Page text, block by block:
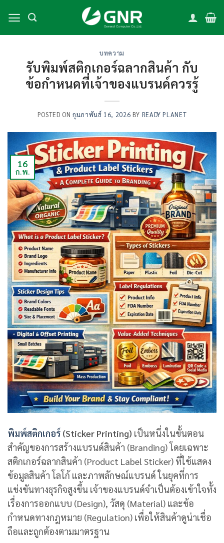
content
บทความ
รับพิมพ์สติกเกอร์ฉลากสินค้า กับ
ข้อกำหนดที่เจ้าของแบรนด์ควรรู้
POSTED ONกุมภาพันธ์ 16, 2026 BY READY PLANET
16
ก.พ.
พิมพ์สติกเกอร์ (Sticker Printing) เป็นหนึ่งในขั้นตอน
สำคัญของการสร้างแบรนด์สินค้า (Branding) โดยเฉพาะ
สติกเกอร์ฉลากสินค้า (Product Label Sticker) ที่ใช้แสดง
ข้อมูลสินค้า โลโก้ และภาพลักษณ์แบรนด์ ในยุคที่การ
แข่งขันทางธุรกิจสูงขึ้น เจ้าของแบรนด์จำเป็นต้องเข้าใจทั้ง
เรื่องการออกแบบ (Design), วัสดุ (Material) และข้อ
กำหนดทางกฎหมาย (Regulation) เพื่อให้สินค้าดูน่าเชื่อ
ถือและถูกต้องตามมาตรฐาน